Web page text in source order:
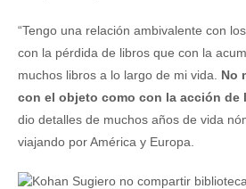
“Tengo una relación ambivalente con
con la pérdida de libros que con la
muchos libros a lo largo de mi vida. No
con el objeto como con la acción de
dio detalles de muchos años de vida
viajando por América y Europa.